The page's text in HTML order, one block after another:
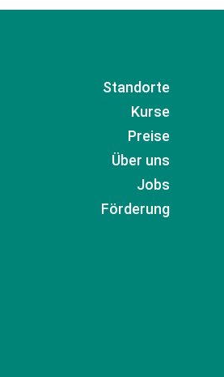
Standorte
Kurse
Preise
Über uns
Jobs
Förderung